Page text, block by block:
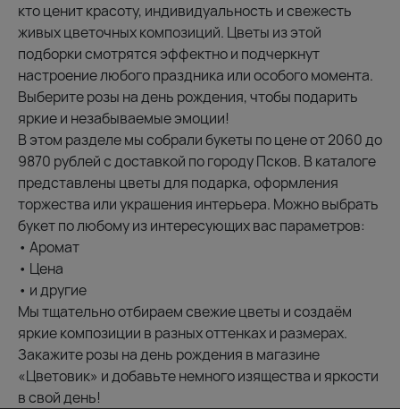
кто ценит красоту, индивидуальность и свежесть
живых цветочных композиций. Цветы из этой
подборки смотрятся эффектно и подчеркнут
настроение любого праздника или особого момента.
Выберите розы на день рождения, чтобы подарить
яркие и незабываемые эмоции!
В этом разделе мы собрали букеты по цене от 2060 до
9870 рублей с доставкой по городу Псков. В каталоге
представлены цветы для подарка, оформления
торжества или украшения интерьера. Можно выбрать
букет по любому из интересующих вас параметров:
• Аромат
• Цена
• и другие
Мы тщательно отбираем свежие цветы и создаём
яркие композиции в разных оттенках и размерах.
Закажите розы на день рождения в магазине
«Цветовик» и добавьте немного изящества и яркости
в свой день!